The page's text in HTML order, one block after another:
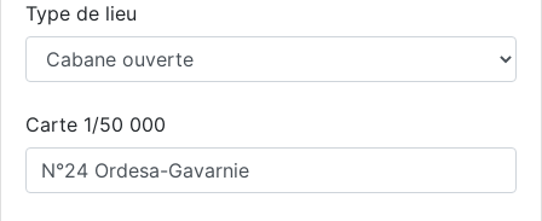
Type de lieu
Carte 1/50 000